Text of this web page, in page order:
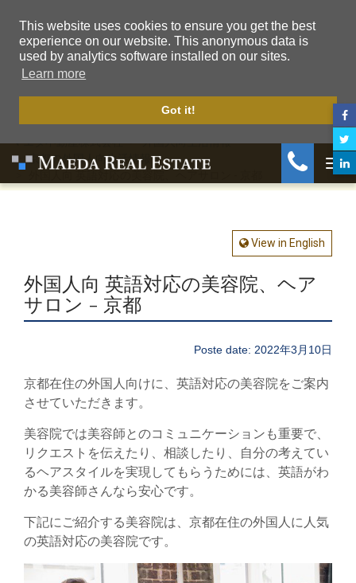
This website uses cookies to ensure you get the best
experience on our website. This anonymous data is
used by analytics software installed on our sites.
Learn more
Got it!
マエダ不動産株式会社
外国人向生活情報
京都の外国人向生活情報
View in English
外国人向 英語対応の美容院、ヘア
サロン - 京都
Poste date: 2022年3月10日
京都在住の外国人向けに、英語対応の美容院をご案内
させていただきます。
美容院では美容師とのコミュニケーションも重要で、
リクエストを伝えたり、相談したり、自分の考えてい
るヘアスタイルを実現してもらうためには、英語がわ
かる美容師さんなら安心です。
下記にご紹介する美容院は、京都在住の外国人に人気
の英語対応の美容院です。